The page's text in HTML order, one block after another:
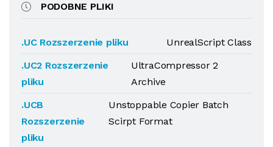
PODOBNE PLIKI
.UC Rozszerzenie pliku
UnrealScript Class
.UC2 Rozszerzenie
pliku
UltraCompressor 2
Archive
.UCB
Rozszerzenie
pliku
Unstoppable Copier Batch
Scirpt Format